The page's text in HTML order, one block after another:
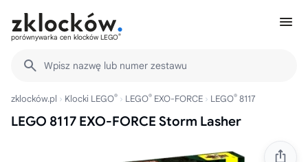
porównywarka cen klocków LEGO®
Wpisz nazwę lub numer zestawu
zklocków.pl Klocki LEGO® LEGO® EXO-FORCE LEGO® 8117
LEGO 8117 EXO-FORCE Storm Lasher